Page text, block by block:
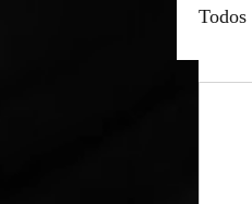
Todos